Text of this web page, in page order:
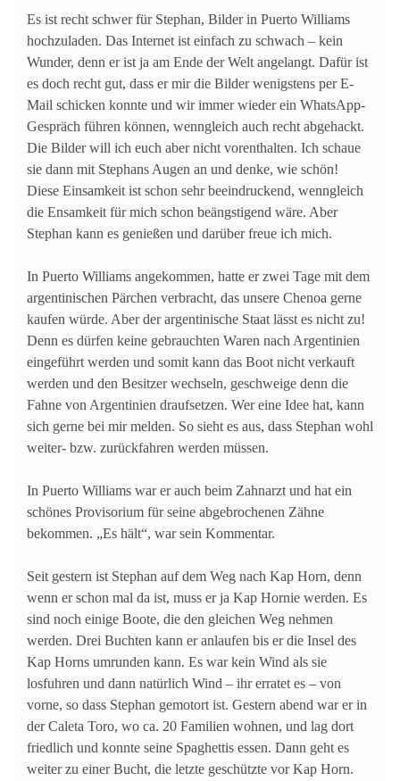
Es ist recht schwer für Stephan, Bilder in Puerto Williams
hochzuladen. Das Internet ist einfach zu schwach – kein
Wunder, denn er ist ja am Ende der Welt angelangt. Dafür ist
es doch recht gut, dass er mir die Bilder wenigstens per E-
Mail schicken konnte und wir immer wieder ein WhatsApp-
Gespräch führen können, wenngleich auch recht abgehackt.
Die Bilder will ich euch aber nicht vorenthalten. Ich schaue
sie dann mit Stephans Augen an und denke, wie schön!
Diese Einsamkeit ist schon sehr beeindruckend, wenngleich
die Ensamkeit für mich schon beängstigend wäre. Aber
Stephan kann es genießen und darüber freue ich mich.
In Puerto Williams angekommen, hatte er zwei Tage mit dem
argentinischen Pärchen verbracht, das unsere Chenoa gerne
kaufen würde. Aber der argentinische Staat lässt es nicht zu!
Denn es dürfen keine gebrauchten Waren nach Argentinien
eingeführt werden und somit kann das Boot nicht verkauft
werden und den Besitzer wechseln, geschweige denn die
Fahne von Argentinien draufsetzen. Wer eine Idee hat, kann
sich gerne bei mir melden. So sieht es aus, dass Stephan wohl
weiter- bzw. zurückfahren werden müssen.
In Puerto Williams war er auch beim Zahnarzt und hat ein
schönes Provisorium für seine abgebrochenen Zähne
bekommen. „Es hält“, war sein Kommentar.
Seit gestern ist Stephan auf dem Weg nach Kap Horn, denn
wenn er schon mal da ist, muss er ja Kap Hornie werden. Es
sind noch einige Boote, die den gleichen Weg nehmen
werden. Drei Buchten kann er anlaufen bis er die Insel des
Kap Horns umrunden kann. Es war kein Wind als sie
losfuhren und dann natürlich Wind – ihr erratet es – von
vorne, so dass Stephan gemotort ist. Gestern abend war er in
der Caleta Toro, wo ca. 20 Familien wohnen, und lag dort
friedlich und konnte seine Spaghettis essen. Dann geht es
weiter zu einer Bucht, die letzte geschützte vor Kap Horn.